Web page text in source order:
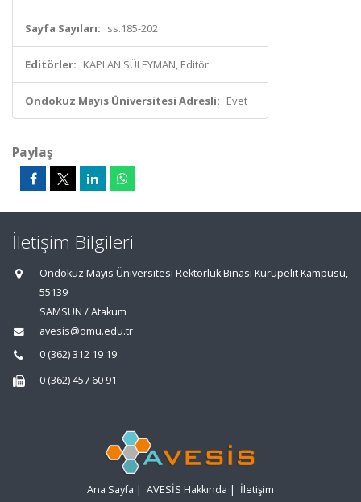
Sayfa Sayıları: ss.185-202
Editörler: KAPLAN SÜLEYMAN, Editör
Ondokuz Mayıs Üniversitesi Adresli: Evet
Paylaş
İletişim Bilgileri
Ondokuz Mayıs Üniversitesi Rektörlük Binası Kurupelit Kampüsü,
55139
SAMSUN / Atakum
avesis@omu.edu.tr
0 (362) 312 19 19
0 (362) 457 60 91
Ana Sayfa | AVESİS Hakkında | İletişim